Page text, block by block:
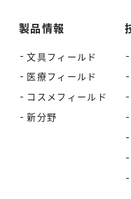
製品情報
文具フィールド
医療フィールド
コスメフィールド
新分野